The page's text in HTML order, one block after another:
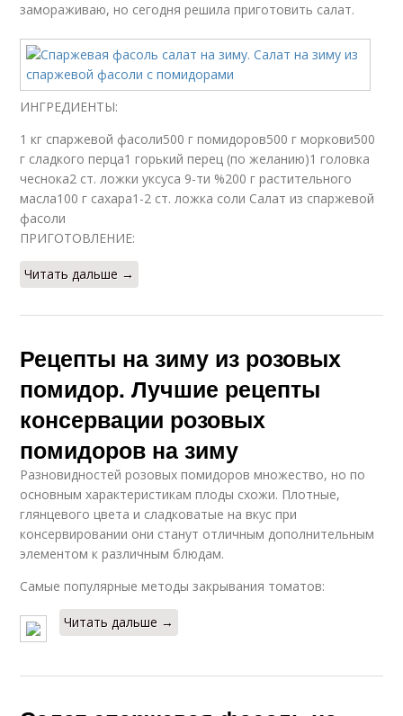
замораживаю, но сегодня решила приготовить салат.
ИНГРЕДИЕНТЫ:
1 кг спаржевой фасоли500 г помидоров500 г моркови500
г сладкого перца1 горький перец (по желанию)1 головка
чеснока2 ст. ложки уксуса 9-ти %200 г растительного
масла100 г сахара1-2 ст. ложка соли Салат из спаржевой
фасоли
ПРИГОТОВЛЕНИЕ:
Читать дальше →
Рецепты на зиму из розовых
помидор. Лучшие рецепты
консервации розовых
помидоров на зиму
Разновидностей розовых помидоров множество, но по
основным характеристикам плоды схожи. Плотные,
глянцевого цвета и сладковатые на вкус при
консервировании они станут отличным дополнительным
элементом к различным блюдам.
Самые популярные методы закрывания томатов:
Читать дальше →